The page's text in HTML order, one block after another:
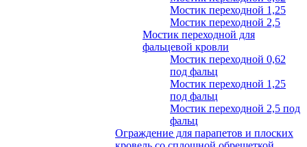
Мостик переходной 1,25
Мостик переходной 2,5
Мостик переходной для
фальцевой кровли
Мостик переходной 0,62
под фальц
Мостик переходной 1,25
под фальц
Мостик переходной 2,5 под
фальц
Ограждение для парапетов и плоских